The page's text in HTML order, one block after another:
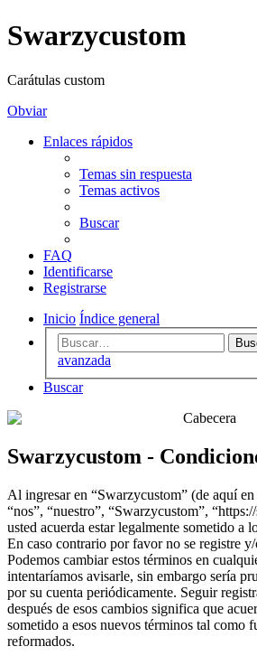
Swarzycustom
Carátulas custom
Obviar
Enlaces rápidos
Temas sin respuesta
Temas activos
Buscar
FAQ
Identificarse
Registrarse
Inicio Índice general
avanzada
Buscar
Swarzycustom -
Al ingresar en “Swarzycustom” (de aquí en
“nos”, “nuestro”, “Swarzycustom”,
usted acuerda estar legalmente sometido a
En caso contrario por favor no se registre
Podemos cambiar estos términos en
intentaríamos avisarle, sin embargo sería
por su cuenta periódicamente. Seguir
después de esos cambios significa que
sometido a esos nuevos términos tal como
reformados.